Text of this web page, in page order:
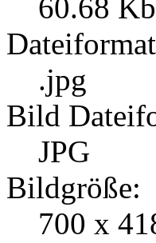
60.68 Kb
.jpg
Bild
JPG
Bildgröße:
700 x